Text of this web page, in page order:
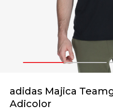
1 2
adidas Majica
Adicolor